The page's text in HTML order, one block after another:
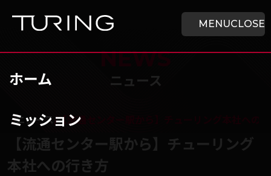
MENUCLOSE
ホーム
ミッション
チューリング株式会社
/ニュース /【流通センター駅から】チューリング本社への
NEWS
ニュース
【流通センター駅から】チューリング
本社への行き方